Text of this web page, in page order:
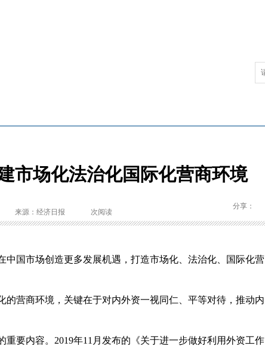
市场化法治化国际化营商环境
来源：经济日报 次阅读
分享：
国市场创造更多发展机遇，打造市场化、法治化、国际化营
营商环境，关键在于对内外资一视同仁、平等对待，推动内
要内容。2019年11月发布的《关于进一步做好利用外资工作